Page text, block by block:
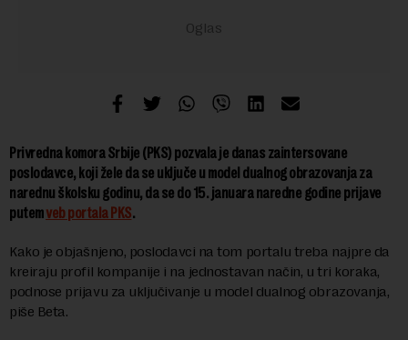
Privredna komora Srbije (PKS) pozvala je danas zaintersovane
poslodavce, koji žele da se uključe u model dualnog obrazovanja za
narednu školsku godinu, da se do 15. januara naredne godine prijave
putemveb portala PKS.
Kako je objašnjeno, poslodavci na tom portalu treba najpre da
kreiraju profil kompanije i na jednostavan način, u tri koraka,
podnose prijavu za uključivanje u model dualnog obrazovanja,
piše Beta.